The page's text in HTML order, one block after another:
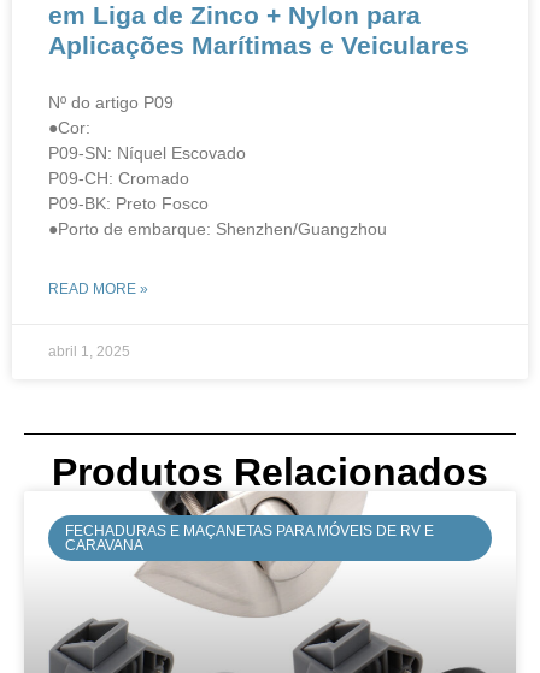
em Liga de Zinco + Nylon para
Aplicações Marítimas e Veiculares
Nº do artigo P09
●Cor:
P09-SN: Níquel Escovado
P09-CH: Cromado
P09-BK: Preto Fosco
●Porto de embarque: Shenzhen/Guangzhou
READ MORE »
abril 1, 2025
Produtos Relacionados
FECHADURAS E MAÇANETAS PARA MÓVEIS DE RV E
CARAVANA